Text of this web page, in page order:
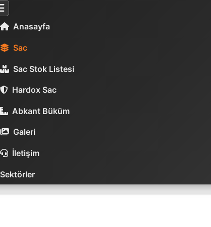
Anasayfa
Sac
Sac Stok Listesi
Hardox Sac
Abkant Büküm
Galeri
İletişim
Sektörler